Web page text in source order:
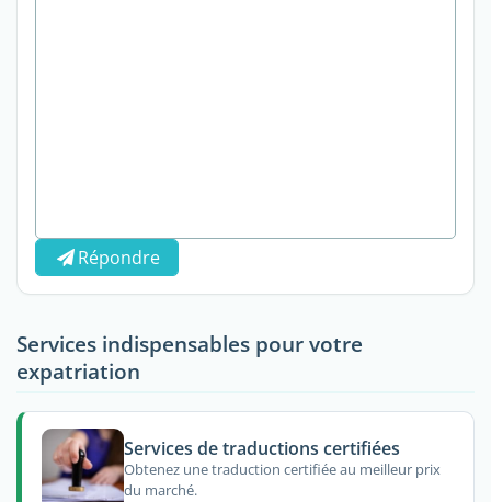
Répondre
Services indispensables pour votre
expatriation
Services de traductions certifiées
Obtenez une traduction certifiée au meilleur prix
du marché.